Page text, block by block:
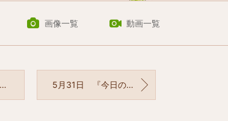
画像一覧 動画一覧
5月31日 『今日の誕生花』